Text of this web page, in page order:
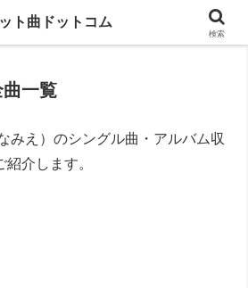
出の曲がすぐに見つかる
一覧
みえ）のシングル曲・アルバム収
介します。
ト曲ドットコム
検索